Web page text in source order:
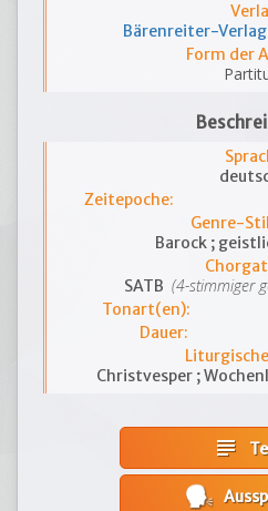
Bärenreiter-Verlag
Form der
Zeitepoche:
Genre-
Barock ;
SATB (4-stimmiger
Tonart(en):
Dauer:
Christvesper ;
subject